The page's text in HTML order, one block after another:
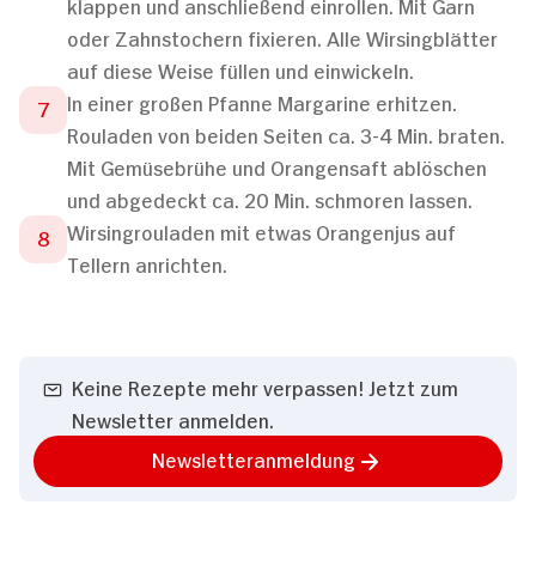
oder Zahnstochern fixieren. Alle Wirsingblätter
auf diese Weise füllen und einwickeln.
In einer großen Pfanne Margarine erhitzen.
Rouladen von beiden Seiten ca. 3-4 Min. braten.
Mit Gemüsebrühe und Orangensaft ablöschen
und abgedeckt ca. 20 Min. schmoren lassen.
Wirsingrouladen mit etwas Orangenjus auf
Tellern anrichten.
Keine Rezepte mehr verpassen! Jetzt zum
Newsletter anmelden.
Newsletteranmeldung